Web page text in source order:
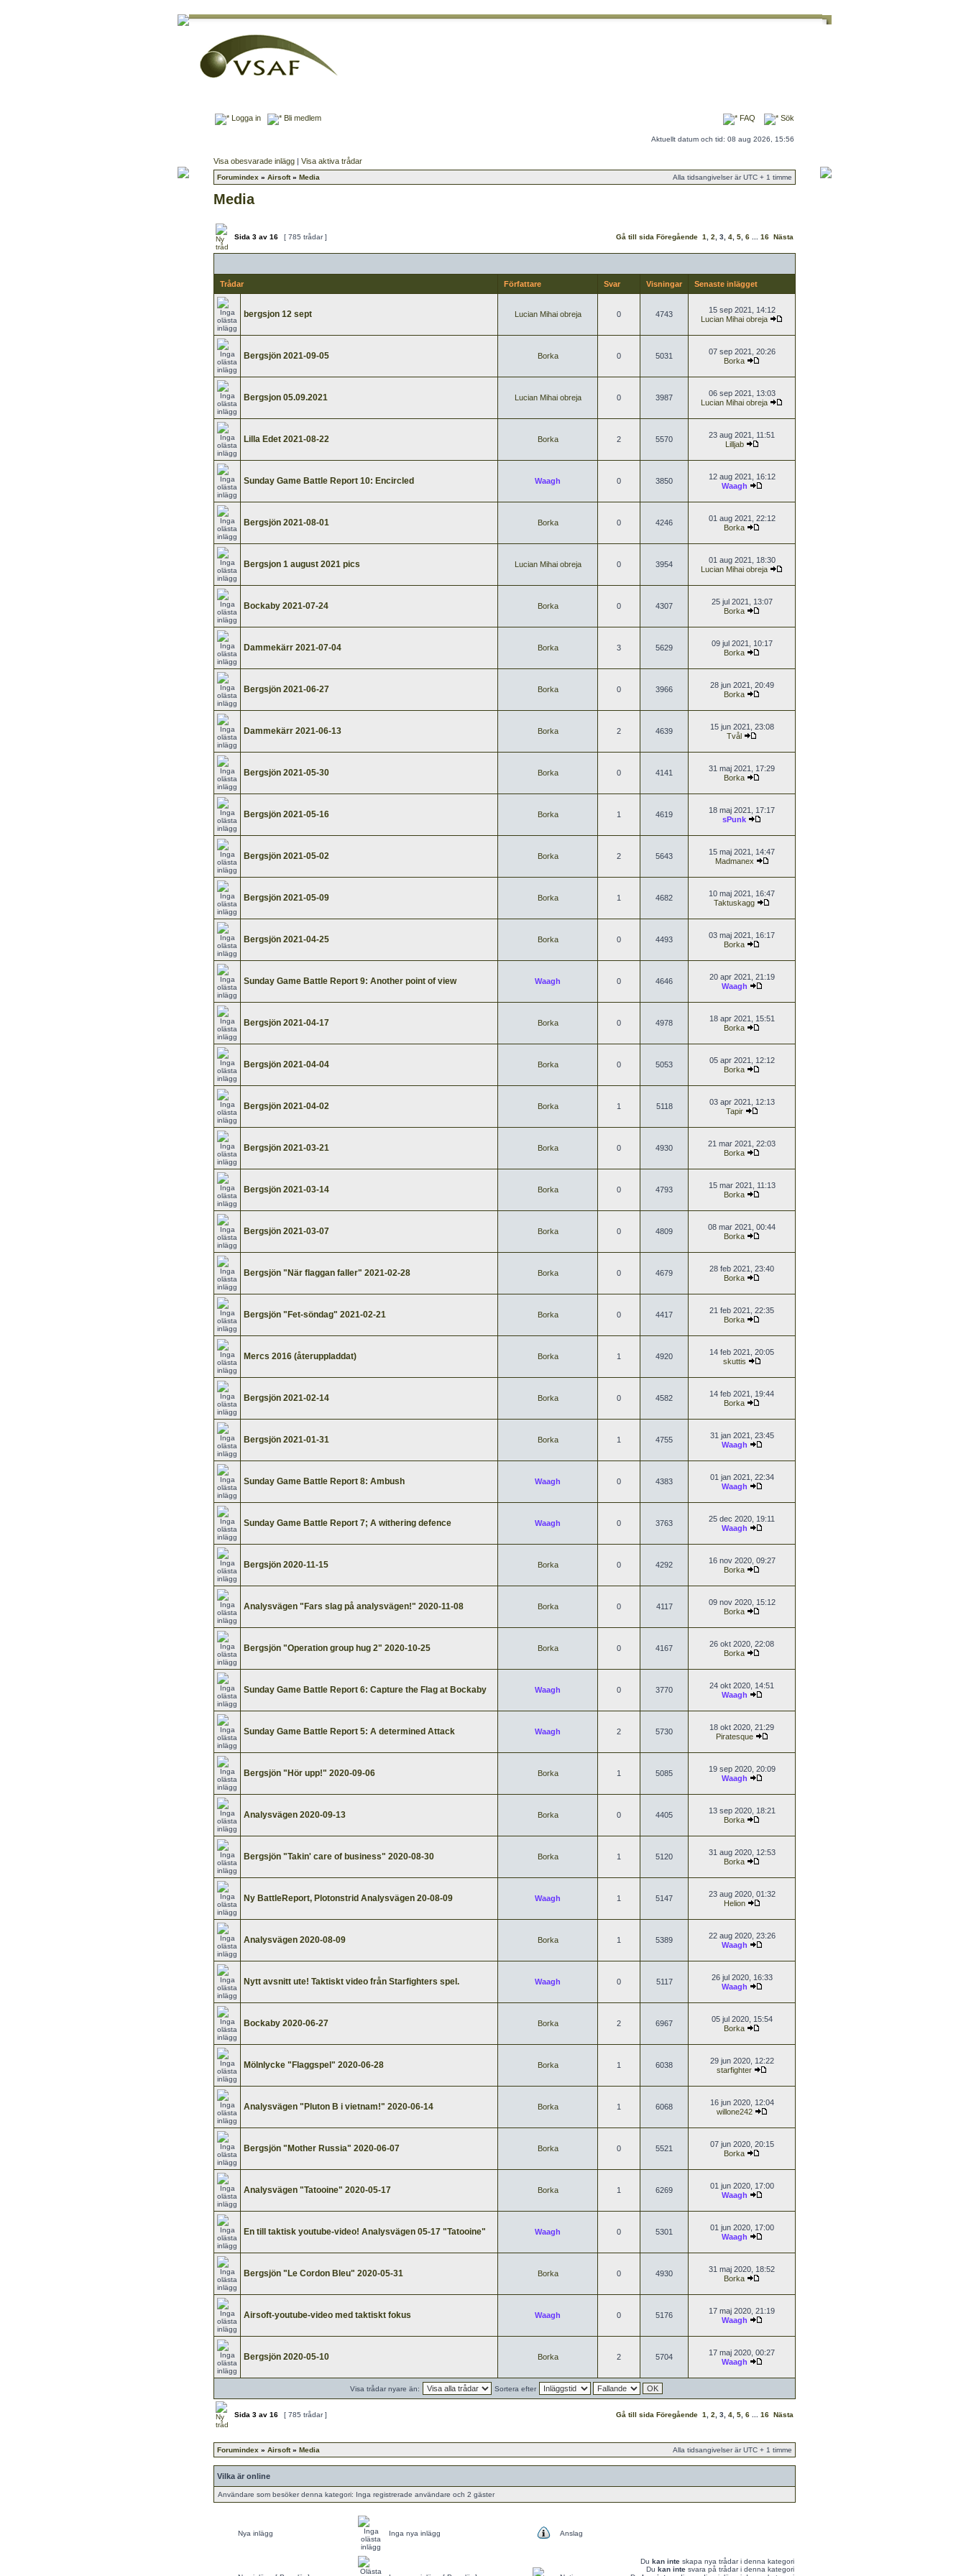
Logga in Bli medlem FAQ Sök
Aktuellt datum och tid: 08 aug 2026, 15:56
Visa obesvarade inlägg | Visa aktiva trådar
Forumindex » Airsoft» Media Alla tidsangivelser är UTC + 1 timme
Media
Sida 3 av 16 [ 785 trådar ] Gå till sida Föregående 1 2 3 4 5 6 16 Nästa
Trådar Författare Svar Visningar Senaste inlägget
bergsjon 12 sept Lucian Mihai obreja 0 4743
15 sep 2021, 14:12
Lucian Mihai obreja
Bergsjön 2021-09-05 Borka 0 5031
07 sep 2021, 20:26
Borka
Bergsjon 05.09.2021 Lucian Mihai obreja 0 3987
06 sep 2021, 13:03
Lucian Mihai obreja
Lilla Edet 2021-08-22 Borka 2 5570
23 aug 2021, 11:51
Lilljab
Sunday Game Battle Report 10: Encircled Waagh 0 3850
12 aug 2021, 16:12
Waagh
Bergsjön 2021-08-01 Borka 0 4246
01 aug 2021, 22:12
Borka
Bergsjon 1 august 2021 pics Lucian Mihai obreja 0 3954
01 aug 2021, 18:30
Lucian Mihai obreja
Bockaby 2021-07-24 Borka 0 4307
25 jul 2021, 13:07
Borka
Dammekärr 2021-07-04 Borka 3 5629
09 jul 2021, 10:17
Borka
Bergsjön 2021-06-27 Borka 0 3966
28 jun 2021, 20:49
Borka
Dammekärr 2021-06-13 Borka 2 4639
15 jun 2021, 23:08
Tvål
Bergsjön 2021-05-30 Borka 0 4141
31 maj 2021, 17:29
Borka
Bergsjön 2021-05-16 Borka 1 4619
18 maj 2021, 17:17
sPunk
Bergsjön 2021-05-02 Borka 2 5643
15 maj 2021, 14:47
Madmanex
Bergsjön 2021-05-09 Borka 1 4682
10 maj 2021, 16:47
Taktuskagg
Bergsjön 2021-04-25 Borka 0 4493
03 maj 2021, 16:17
Borka
Sunday Game Battle Report 9: Another point of view Waagh 0 4646
20 apr 2021, 21:19
Waagh
Bergsjön 2021-04-17 Borka 0 4978
18 apr 2021, 15:51
Borka
Bergsjön 2021-04-04 Borka 0 5053
05 apr 2021, 12:12
Borka
Bergsjön 2021-04-02 Borka 1 5118
03 apr 2021, 12:13
Tapir
Bergsjön 2021-03-21 Borka 0 4930
21 mar 2021, 22:03
Borka
Bergsjön 2021-03-14 Borka 0 4793
15 mar 2021, 11:13
Borka
Bergsjön 2021-03-07 Borka 0 4809
08 mar 2021, 00:44
Borka
Bergsjön "När flaggan faller" 2021-02-28 Borka 0 4679
28 feb 2021, 23:40
Borka
Bergsjön "Fet-söndag" 2021-02-21 Borka 0 4417
21 feb 2021, 22:35
Borka
Mercs 2016 (återuppladdat) Borka 1 4920
14 feb 2021, 20:05
skuttis
Bergsjön 2021-02-14 Borka 0 4582
14 feb 2021, 19:44
Borka
Bergsjön 2021-01-31 Borka 1 4755
31 jan 2021, 23:45
Waagh
Sunday Game Battle Report 8: Ambush Waagh 0 4383
01 jan 2021, 22:34
Waagh
Sunday Game Battle Report 7; A withering defence Waagh 0 3763
25 dec 2020, 19:11
Waagh
Bergsjön 2020-11-15 Borka 0 4292
16 nov 2020, 09:27
Borka
Analysvägen "Fars slag på analysvägen!" 2020-11-08 Borka 0 4117
09 nov 2020, 15:12
Borka
Bergsjön "Operation group hug 2" 2020-10-25 Borka 0 4167
26 okt 2020, 22:08
Borka
Sunday Game Battle Report 6: Capture the Flag at Bockaby Waagh 0 3770
24 okt 2020, 14:51
Waagh
Sunday Game Battle Report 5: A determined Attack Waagh 2 5730
18 okt 2020, 21:29
Piratesque
Bergsjön "Hör upp!" 2020-09-06 Borka 1 5085
19 sep 2020, 20:09
Waagh
Analysvägen 2020-09-13 Borka 0 4405
13 sep 2020, 18:21
Borka
Bergsjön "Takin' care of business" 2020-08-30 Borka 1 5120
31 aug 2020, 12:53
Borka
Ny BattleReport, Plotonstrid Analysvägen 20-08-09 Waagh 1 5147
23 aug 2020, 01:32
Helion
Analysvägen 2020-08-09 Borka 1 5389
22 aug 2020, 23:26
Waagh
Nytt avsnitt ute! Taktiskt video från Starfighters spel. Waagh 0 5117
26 jul 2020, 16:33
Waagh
Bockaby 2020-06-27 Borka 2 6967
05 jul 2020, 15:54
Borka
Mölnlycke "Flaggspel" 2020-06-28 Borka 1 6038
29 jun 2020, 12:22
starfighter
Analysvägen "Pluton B i vietnam!" 2020-06-14 Borka 1 6068
16 jun 2020, 12:04
willone242
Bergsjön "Mother Russia" 2020-06-07 Borka 0 5521
07 jun 2020, 20:15
Borka
Analysvägen "Tatooine" 2020-05-17 Borka 1 6269
01 jun 2020, 17:00
Waagh
En till taktisk youtube-video! Analysvägen 05-17 "Tatooine" Waagh 0 5301
01 jun 2020, 17:00
Waagh
Bergsjön "Le Cordon Bleu" 2020-05-31 Borka 0 4930
31 maj 2020, 18:52
Borka
Airsoft-youtube-video med taktiskt fokus Waagh 0 5176
17 maj 2020, 21:19
Waagh
Bergsjön 2020-05-10 Borka 2 5704
17 maj 2020, 00:27
Waagh
Visa trådar nyare än: Sortera efter
Sida 3 av 16 [ 785 trådar ] Gå till sida Föregående 1 2 3 4 5 6 16 Nästa
Forumindex » Airsoft» Media Alla tidsangivelser är UTC + 1 timme
Vilka är online
Användare som besöker denna kategori: Inga registrerade användare och 2 gäster
Nya inlägg Inga nya inlägg Anslag
Du kan inte skapa nya trådar i denna kategori
Du kan inte svara på trådar i denna kategori